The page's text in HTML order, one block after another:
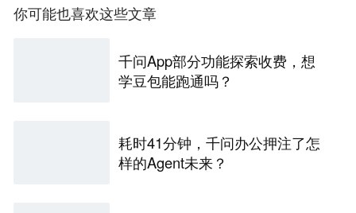
你可能也喜欢这些文章
千问App部分功能探索收费，想
学豆包能跑通吗？
耗时41分钟，千问办公押注了怎
样的Agent未来？